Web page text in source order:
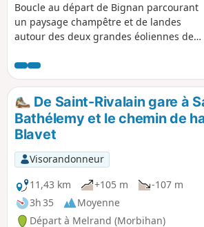
Boucle au départ de Bignan parcourant
un paysage champêtre et de landes
autour des deux grandes éoliennes de
Sainte-Nolwenn. Ce circuit est balisé en
Jaune sous le nom "Circuit des Landes
de Lanvaux".
De Saint-Rivalain gare à
Bathélemy et le chemin de
Blavet
Visorandonneur
11,43 km
+105 m
-107 m
3h 35
Moyenne
Départ à Melrand (Morbihan)